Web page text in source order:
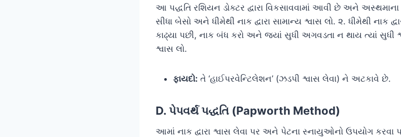
આ પદ્ધતિ રશિયન ડોક્ટર દ્વારા વિકસાવવામાં આવી છે અને
સીધા બેસો અને ધીમેથી નાક દ્વારા સામાન્ય શ્વાસ લો. ૨. ધીમેથી નાક
કાઢ્યા પછી, નાક બંધ કરો અને જ્યાં સુધી અગવડતા ન થાય ત્યાં સુધી
શ્વાસ લો.
ફાયદો: તે ‘હાઈપરવેન્ટિલેશન’ (ઝડપી શ્વાસ લેવા) ને અટકાવે છે.
D. પેપવર્થ પદ્ધતિ (Papworth Method)
આમાં નાક દ્વારા શ્વાસ લેવા પર અને પેટના સ્નાયુઓનો ઉપયોગ